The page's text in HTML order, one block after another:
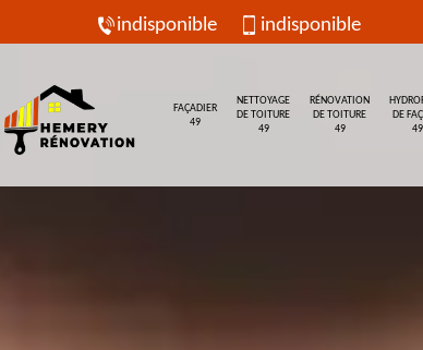
indisponible indisponible
FAÇADIER
49
NETTOYAGE
DE TOITURE
49
RÉNOVATION
DE TOITURE
49
DE
49